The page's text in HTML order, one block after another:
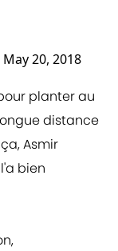
May 20, 2018
planter au
distance
Asmir
bien